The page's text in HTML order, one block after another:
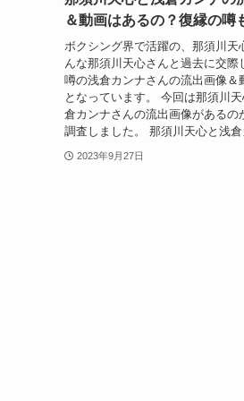
＆動画はあるの？復縁の噂
ボクシング界で活躍の、那須川天
んな那須川天心さんと過去に交際
噂の浅倉カンナさんの流出画像＆
となっています。 今回は那須川
倉カンナさんの流出画像があるの
調査しました。 那須川天心と浅倉
2023年9月27日